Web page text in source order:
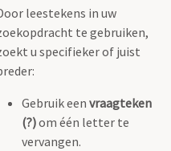
leestekens in uw
te gebruiken,
u specifieker of juist
Gebruik een vraagteken
(?)om één letter te
vervangen.